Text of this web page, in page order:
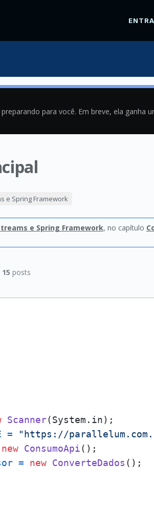
para você. Em breve, ela ganha
e Spring Framework
e Spring Framework, no capítulo
15 posts
Scanner(System.in);
=
"https://
new ConsumoApi();
= new ConverteDados ();